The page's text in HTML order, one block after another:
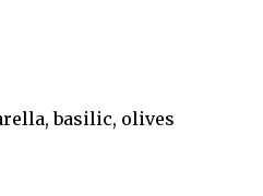
basilic, olives